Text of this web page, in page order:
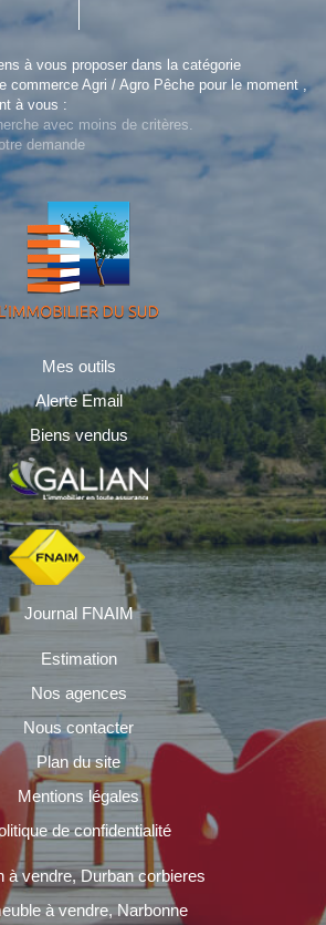
à vous proposer dans la catégorie
commerce Agri / Agro Pêche pour le moment ,
à vous :
avec moins de critères.
demande
Mes outils
Alerte Email
Biens vendus
Journal FNAIM
Estimation
Nos agences
Nous contacter
Plan du site
Mentions légales
de confidentialité
à vendre, Durban corbieres
à vendre, Narbonne